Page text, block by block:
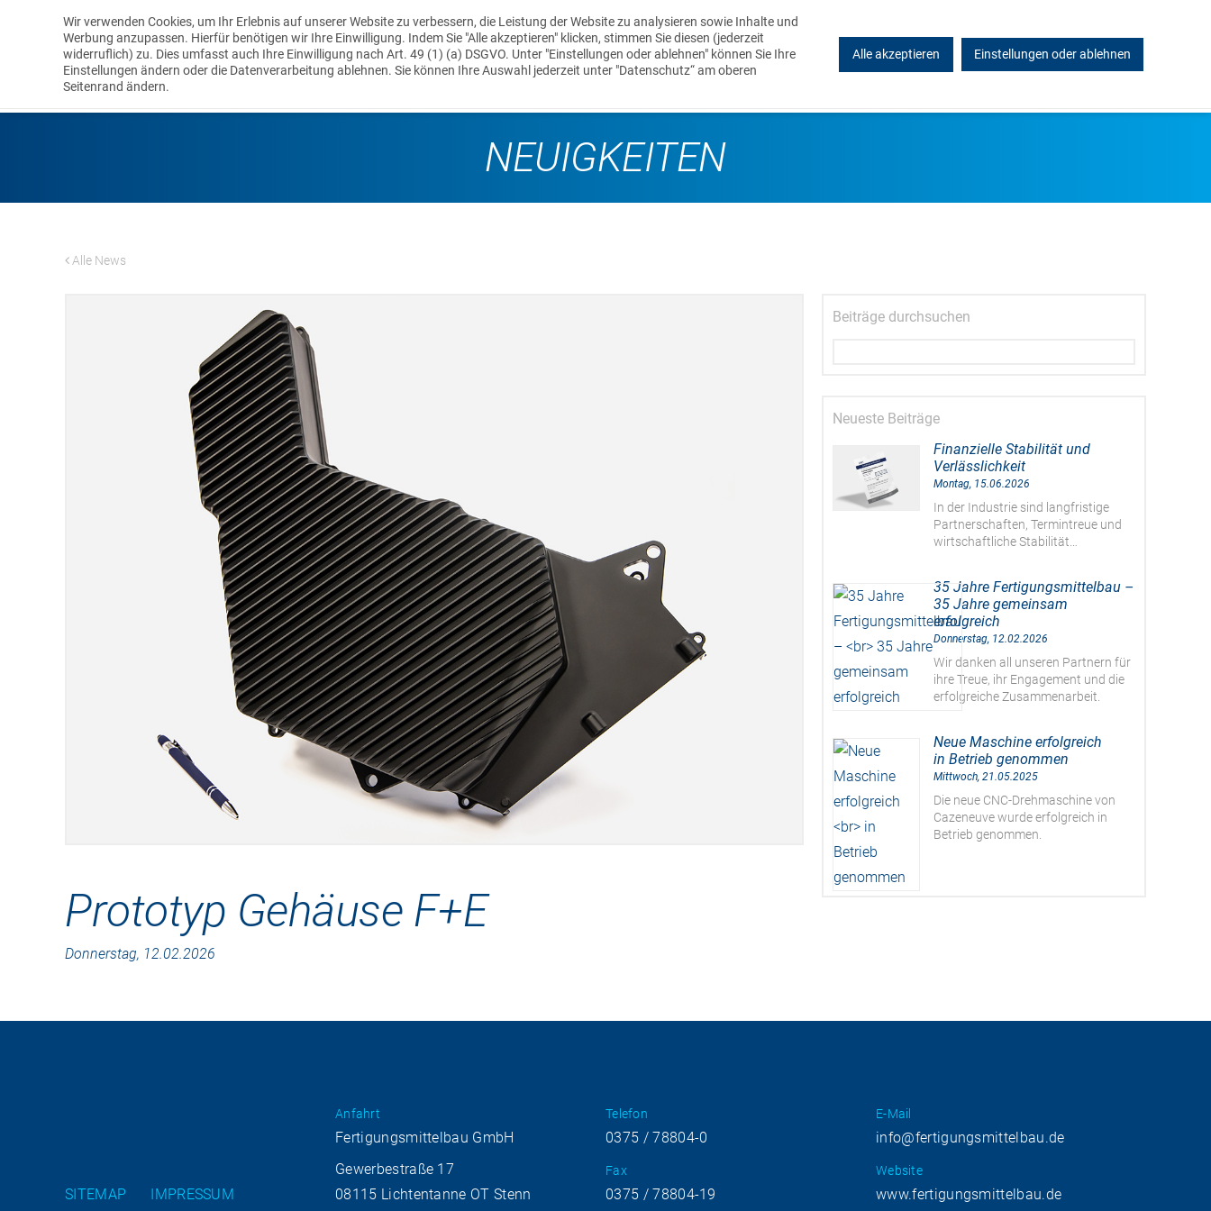
LEISTUNGEN UNTERNEHMEN MASCHINENPARK REFERENZEN KONTAKT
NEUIGKEITEN
Alle News
Prototyp Gehäuse F+E
Donnerstag, 12.02.2026
Beiträge durchsuchen
Neueste Beiträge
Finanzielle Stabilität und
Verlässlichkeit
Montag, 15.06.2026
In der Industrie sind langfristige
Partnerschaften, Termintreue und
wirtschaftliche Stabilität…
35 Jahre Fertigungsmittelbau –
35 Jahre gemeinsam
erfolgreich
Donnerstag, 12.02.2026
Wir danken all unseren Partnern für
ihre Treue, ihr Engagement und die
erfolgreiche Zusammenarbeit.
Neue Maschine erfolgreich
in Betrieb genommen
Mittwoch, 21.05.2025
Die neue CNC-Drehmaschine von
Cazeneuve wurde erfolgreich in
Betrieb genommen.
SITEMAP
IMPRESSUM
Anfahrt
Fertigungsmittelbau GmbH
Gewerbestraße 17
08115 Lichtentanne OT Stenn
Telefon
0375 / 78804-0
Fax
0375 / 78804-19
E-Mail
info@fertigungsmittelbau.de
Website
www.fertigungsmittelbau.de
Wir verwenden Cookies, um Ihr Erlebnis auf unserer Website zu verbessern, die Leistung der Website zu analysieren sowie Inhalte und
Werbung anzupassen. Hierfür benötigen wir Ihre Einwilligung. Indem Sie "Alle akzeptieren" klicken, stimmen Sie diesen (jederzeit
widerruflich) zu. Dies umfasst auch Ihre Einwilligung nach Art. 49 (1) (a) DSGVO. Unter "Einstellungen oder ablehnen" können Sie Ihre
Einstellungen ändern oder die Datenverarbeitung ablehnen. Sie können Ihre Auswahl jederzeit unter "Datenschutz“ am oberen
Seitenrand ändern.
Alle akzeptieren Einstellungen oder ablehnen